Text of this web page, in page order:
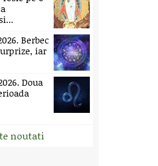
Berbec
iar
Doua
noutati